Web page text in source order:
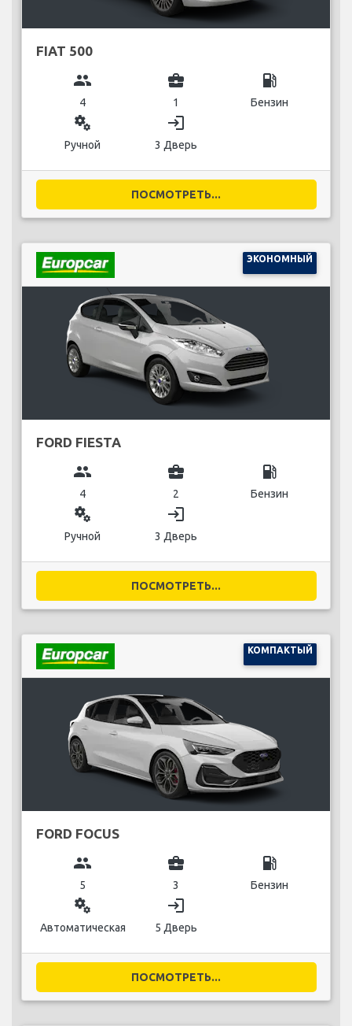
FIAT 500
group
4
business_center
1
local_gas_station
Бензин
miscellaneous_services
Ручной
login
3 Дверь
ПОСМОТРЕТЬ...
ЭКОНОМНЫЙ
FORD FIESTA
group
4
business_center
2
local_gas_station
Бензин
miscellaneous_services
Ручной
login
3 Дверь
ПОСМОТРЕТЬ...
КОМПАКТЫЙ
FORD FOCUS
group
5
business_center
3
local_gas_station
Бензин
miscellaneous_services
Автоматическая
login
5 Дверь
ПОСМОТРЕТЬ...